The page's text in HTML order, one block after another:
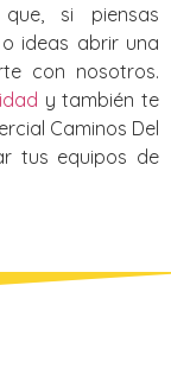
si piensas
ideas abrir una
con nosotros.
y también te
Caminos Del
tus equipos de